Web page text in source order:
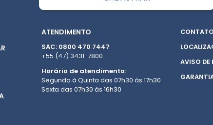
ATENDIMENTO
SAC: 0800 470 7447
+55 (47) 3431-7800
Horário de atendimento:
Segunda à Quinta das 07h30 às 17h30
Sexta das 07h30 às 16h30
CONTATO
AVISO DE